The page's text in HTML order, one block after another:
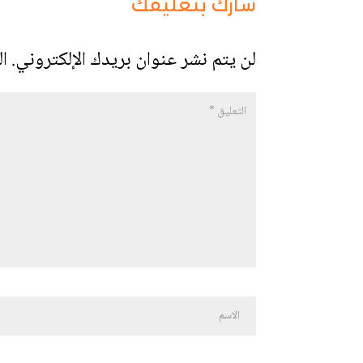
شارك بتعليقك
لن يتم نشر عنوان بريدك الإلكتروني.